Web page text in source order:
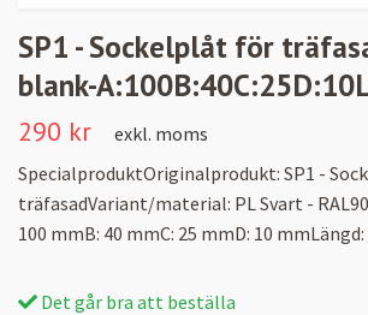
SP1 - Sockelplåt för
blank-
290 kr
exkl. moms
SpecialproduktOriginalprodukt: SP1 -
träfasadVariant/material: PL Svart -
100 mmB: 40 mmC: 25 mmD: 10
Det går bra att beställa